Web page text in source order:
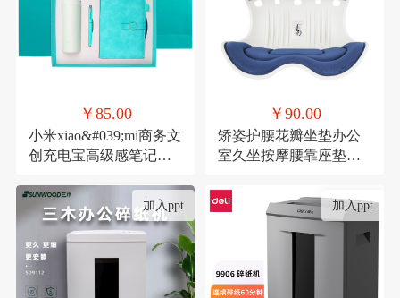
￥85.00
小米xiao&#039;mi商务文
创充电宝高级感笔记本
物
￥90.00
矫姿护腰花瓣坐垫办公
室久坐按摩腰靠座垫家
加入ppt 加入ppt